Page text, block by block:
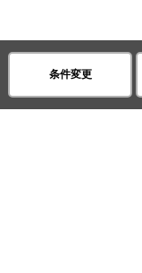
条件変更